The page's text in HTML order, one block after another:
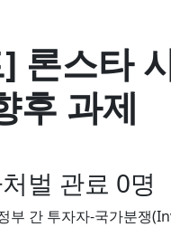
론스타
후 과제
벌 관료 0명
부 간 투자자-국가분쟁